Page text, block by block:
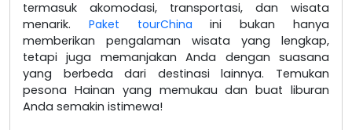
termasuk akomodasi, transportasi, dan wisata
menarik. Paket tourChina ini bukan hanya
memberikan pengalaman wisata yang lengkap,
tetapi juga memanjakan Anda dengan suasana
yang berbeda dari destinasi lainnya. Temukan
pesona Hainan yang memukau dan buat liburan
Anda semakin istimewa!